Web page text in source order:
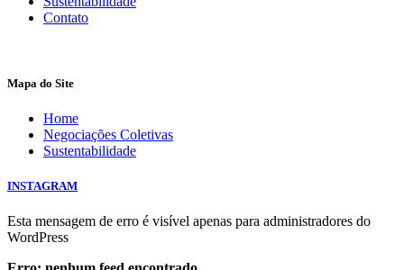
Contato
Mapa do Site
Home
Negociações Coletivas
Sustentabilidade
INSTAGRAM
Esta mensagem de erro é visível apenas para administradores do
WordPress